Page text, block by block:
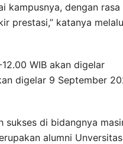
kampusnya, dengan rasa
prestasi,” katanya
WIB akan digelar
digelar 9 September
sukses di bidangnya
alumni Unversitas